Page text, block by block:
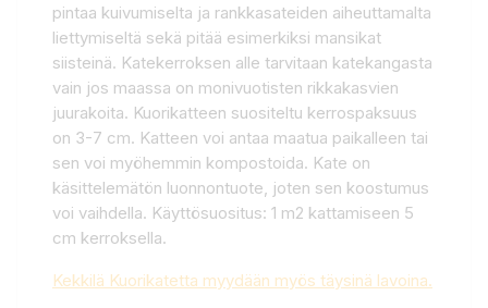
pintaa kuivumiselta ja rankkasateiden aiheuttamalta
liettymiseltä sekä pitää esimerkiksi mansikat
siisteinä. Katekerroksen alle tarvitaan katekangasta
vain jos maassa on monivuotisten rikkakasvien
juurakoita. Kuorikatteen suositeltu kerrospaksuus
on 3-7 cm. Katteen voi antaa maatua paikalleen tai
sen voi myöhemmin kompostoida. Kate on
käsittelemätön luonnontuote, joten sen koostumus
voi vaihdella. Käyttösuositus: 1 m2 kattamiseen 5
cm kerroksella.
Kekkilä Kuorikatetta myydään myös täysinä lavoina.